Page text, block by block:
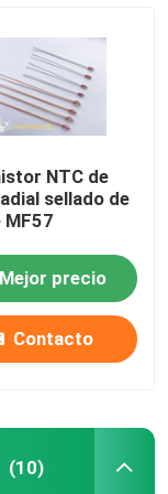
la comida
NTC de
sellado de
MF57
Mejor precio
Contacto
(10)